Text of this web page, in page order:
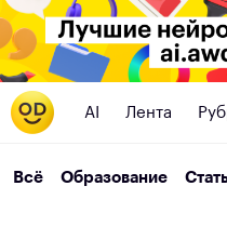
AI Лента
Всё Образование